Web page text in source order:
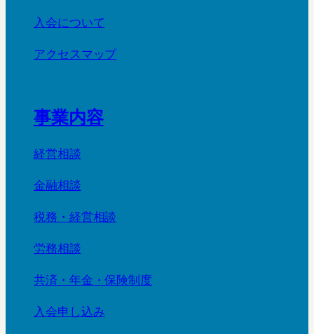
入会について
アクセスマップ
事業内容
経営相談
金融相談
税務・経営相談
労務相談
共済・年金・保険制度
入会申し込み